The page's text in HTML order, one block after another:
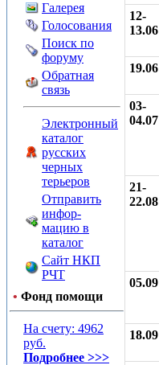
Галерея
Голосования
Поиск по
форуму
Обратная
связь
Электронный
каталог
русских
черных
терьеров
Отправить
инфор-
мацию в
каталог
Сайт НКП
РЧТ
• Фонд помощи
На счету: 4962
руб.
Подробнее >>>
12-
13.06
19.06
03-
04.07
21-
22.08
05.09
18.09